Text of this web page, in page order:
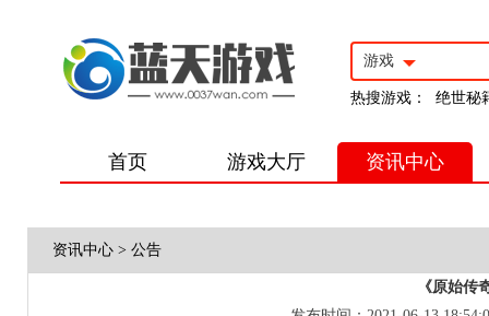
游戏
热搜游戏： 绝世秘
首页 游戏大厅 资讯中心
资讯中心 > 公告
《原始传